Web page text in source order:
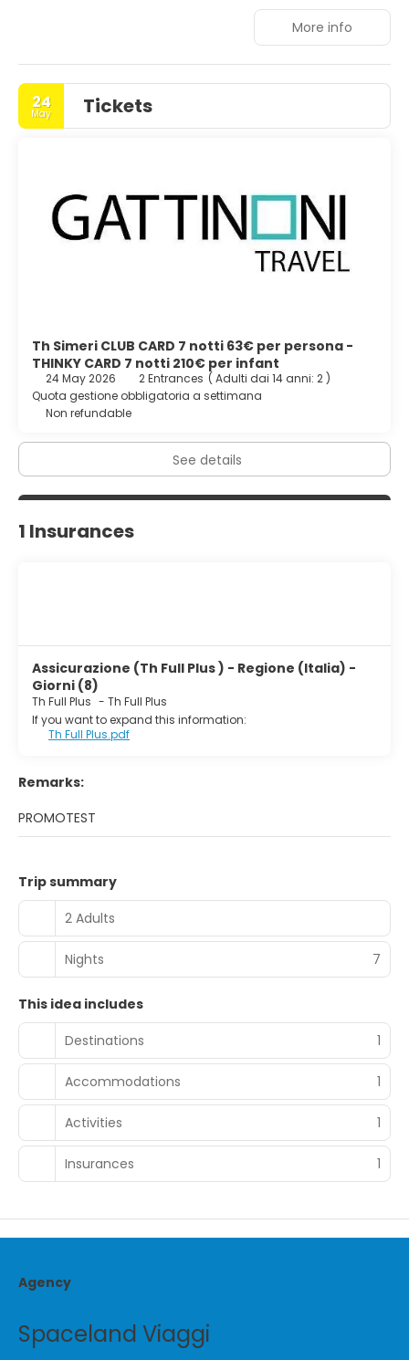
More info
24
May Tickets
Th Simeri CLUB CARD 7 notti 63€ per persona -
THINKY CARD 7 notti 210€ per infant
24 May 2026 2 Entrances ( Adulti dai 14 anni: 2 )
Quota gestione obbligatoria a settimana
Non refundable
See details
1 Insurances
Assicurazione (Th Full Plus ) - Regione (Italia) -
Giorni (8)
Th Full Plus - Th Full Plus
If you want to expand this information:
Th Full Plus.pdf
Remarks:
PROMOTEST
Trip summary
2 Adults
Nights 7
This idea includes
Destinations
1
Accommodations 1
Activities 1
Insurances 1
Agency
Spaceland Viaggi